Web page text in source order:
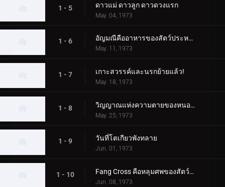
1 - 5 ดาวแม่ ดาวลูก ดาวดวงแรก
May. 04, 1973
1 - 6 อัญมณีคืออาหารของสัตว์ประหลาด!
May. 11, 1973
1 - 7 เกาะสวรรค์และนรกย้ายแล้ว!
May. 18, 1973
1 - 8 วิญญาณแห่งความตายของหนองน้ำกินคน
May. 25, 1973
1 - 9 วันที่โตเกียวพังทลาย
Jun. 01, 1973
1 - 10 Fang Cross คือหลุมศพของสัตว์ประหลาด!
Jun. 08, 1973